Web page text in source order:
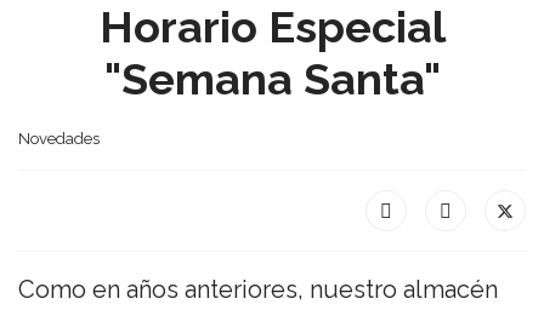
Horario Especial
"Semana Santa"
Novedades
Como en años anteriores, nuestro almacén